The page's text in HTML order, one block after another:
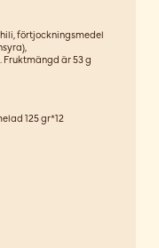
förtjockningsmedel
Fruktmängd är 53 g
125 gr*12